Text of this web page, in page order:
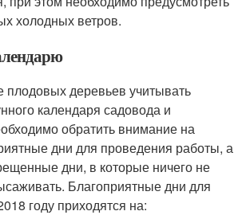
холодных ветров.
плодовых деревьев учитывать
календаря садовода и
обратить внимание на
дни для проведения работы, а
дни, в которые ничего не
Благоприятные дни для
году приходятся на: